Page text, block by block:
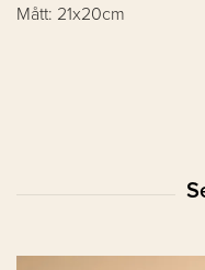
Mått: 21x20cm